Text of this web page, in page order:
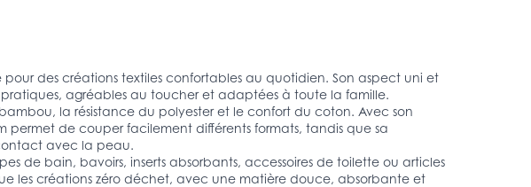
des créations textiles confortables au quotidien. Son aspect uni et
agréables au toucher et adaptées à toute la famille.
la résistance du polyester et le confort du coton. Avec son
permet de couper facilement différents formats, tandis que sa
avec la peau.
de bain, bavoirs, inserts absorbants, accessoires de toilette ou articles
les créations zéro déchet, avec une matière douce, absorbante et